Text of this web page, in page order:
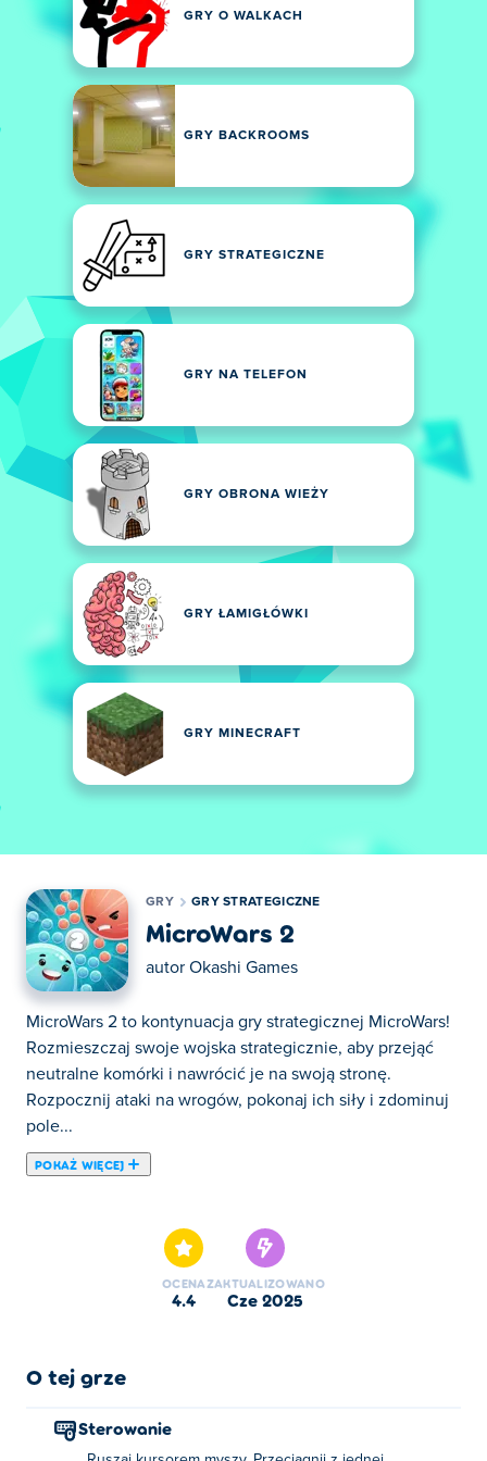
GRY O WALKACH
GRY BACKROOMS
GRY STRATEGICZNE
GRY NA TELEFON
GRY OBRONA WIEŻY
GRY ŁAMIGŁÓWKI
GRY MINECRAFT
GRY GRY STRATEGICZNE
MicroWars 2
autor Okashi Games
MicroWars 2 to kontynuacja gry strategicznej MicroWars!
Rozmieszczaj swoje wojska strategicznie, aby przejąć
neutralne komórki i nawrócić je na swoją stronę.
Rozpocznij ataki na wrogów, pokonaj ich siły i zdominuj
pole...
POKAŻ WIĘCEJ
neutralne komórki i nawrócić je na swoją stronę.
Rozpocznij ataki na wrogów, pokonaj ich siły i zdominuj
pole bitwy, aby przejąć całą mapę. Czy potrafisz
Jak grać w MicroWars 2?
Aby wysłać wojska, przesuń kursor myszy i przeciągnij
OCENA
4.4
ZAKTUALIZOWANO
cze 2025
O tej grze
Sterowanie